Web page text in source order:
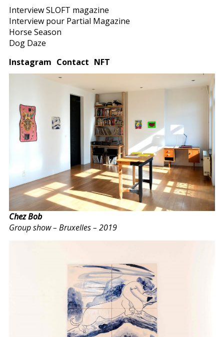
Interview SLOFT magazine
Interview pour Partial Magazine
Horse Season
Dog Daze
Instagram Contact NFT
Chez Bob
Group show – Bruxelles – 2019